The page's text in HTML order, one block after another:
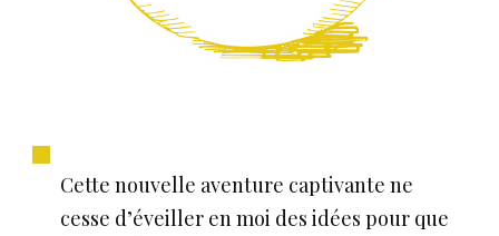
Cette nouvelle aventure captivante ne
cesse d’éveiller en moi des idées pour que